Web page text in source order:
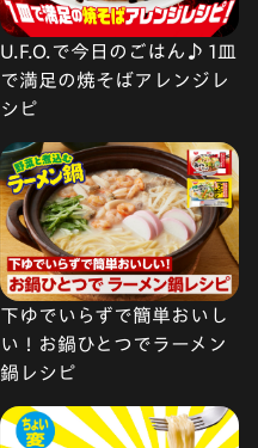
U.F.O.で今日のごはん♪ 1皿
で満足の焼そばアレンジレ
シピ
下ゆでいらずで簡単おいし
い！お鍋ひとつでラーメン
鍋レシピ